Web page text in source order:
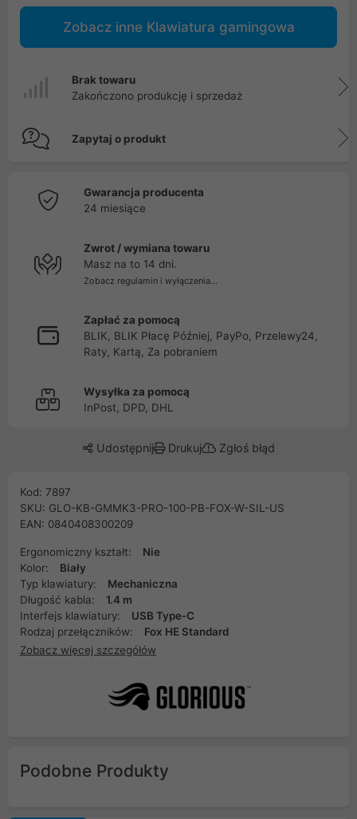
Zobacz inne Klawiatura gamingowa
Brak towaru
Zakończono produkcję i sprzedaż
Zapytaj o produkt
Gwarancja producenta
24 miesiące
Zwrot / wymiana towaru
Masz na to 14 dni.
Zobacz regulamin i wyłączenia...
Zapłać za pomocą
BLIK, BLIK Płacę Później, PayPo, Przelewy24,
Raty, Kartą, Za pobraniem
Wysyłka za pomocą
InPost, DPD, DHL
Udostępnij Drukuj Zgłoś błąd
Kod: 7897
SKU: GLO-KB-GMMK3-PRO-100-PB-FOX-W-SIL-US
EAN: 0840408300209
Ergonomiczny kształt:
Nie
Kolor:
Biały
Typ klawiatury:
Mechaniczna
Długość kabla:
1.4 m
Interfejs klawiatury:
USB Type-C
Rodzaj przełączników:
Fox HE Standard
Zobacz więcej szczegółów
Podobne Produkty